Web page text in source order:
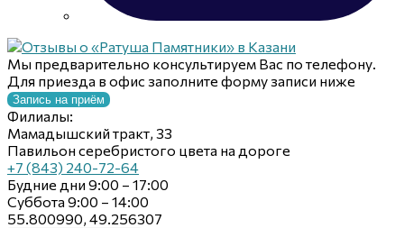
Мы предварительно консультируем Вас по телефону.
Для приезда в офис заполните форму записи ниже
Запись на приём
Филиалы:
Мамадышский тракт, 33
Павильон серебристого цвета на дороге
+7 (843) 240-72-64
Будние дни 9:00 – 17:00
Суббота 9:00 – 14:00
55.800990, 49.256307